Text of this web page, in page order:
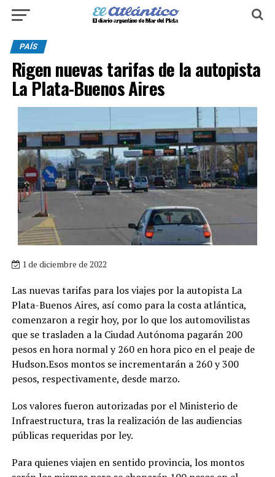
PAÍS
Rigen nuevas tarifas de la autopista
La Plata-Buenos Aires
1 de diciembre de 2022
Las nuevas tarifas para los viajes por la autopista La
Plata-Buenos Aires, así como para la costa atlántica,
comenzaron a regir hoy, por lo que los automovilistas
que se trasladen a la Ciudad Autónoma pagarán 200
pesos en hora normal y 260 en hora pico en el peaje de
Hudson.Esos montos se incrementarán a 260 y 300
pesos, respectivamente, desde marzo.
Los valores fueron autorizadas por el Ministerio de
Infraestructura, tras la realización de las audiencias
públicas requeridas por ley.
Para quienes viajen en sentido provincia, los montos